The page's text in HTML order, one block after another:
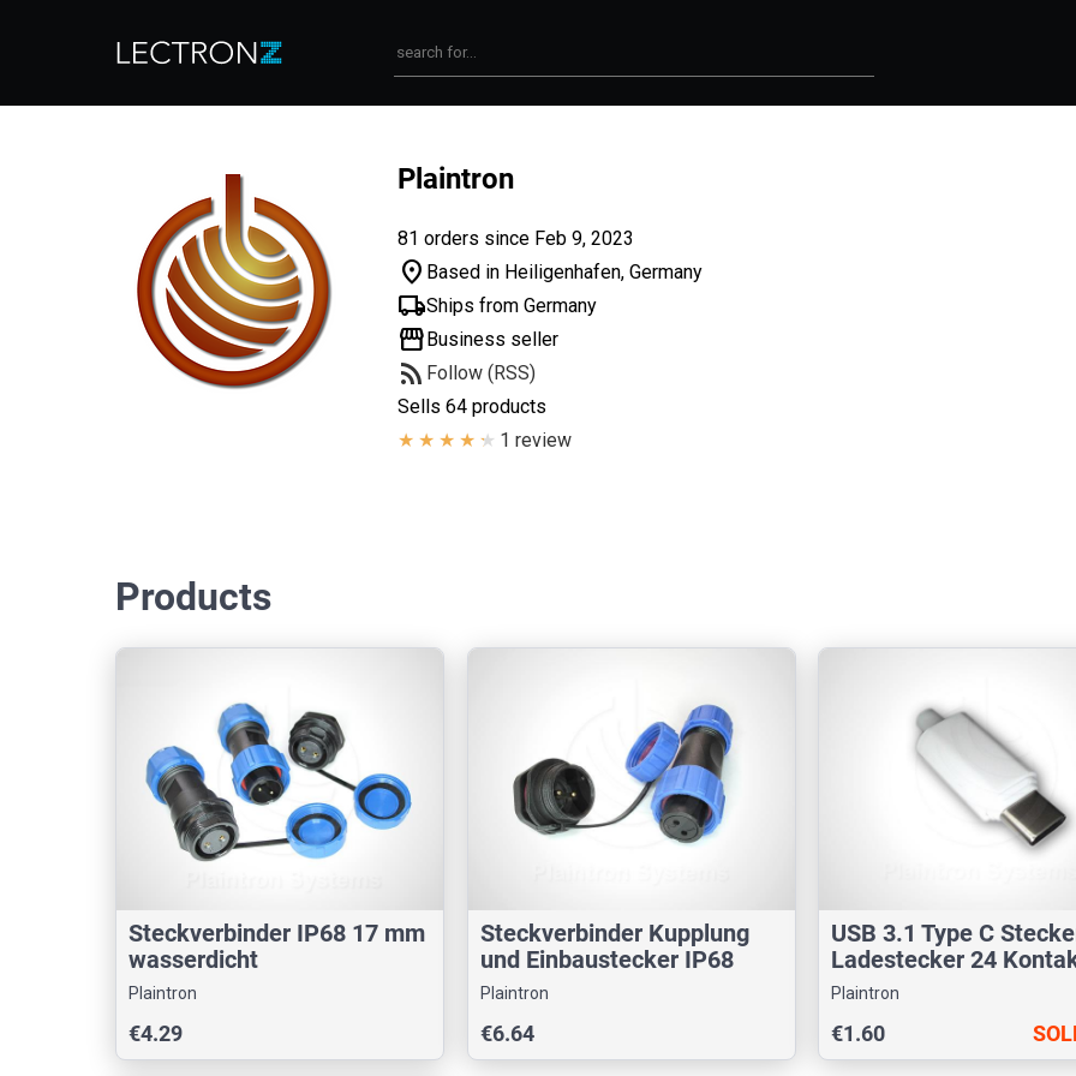
Plaintron
81 orders since Feb 9, 2023
location_on Based in Heiligenhafen, Germany
local_shippingShips from Germany
storefrontBusiness seller
rss_feed Follow (RSS)
Sells 64 products
1 review
Products
Steckverbinder IP68 17 mm
wasserdicht
Plaintron
€4.29
Steckverbinder Kupplung
und Einbaustecker IP68
M13
Plaintron
€6.64
USB 3.1 Type C
Ladestecker 24
Plaintron
€1.60